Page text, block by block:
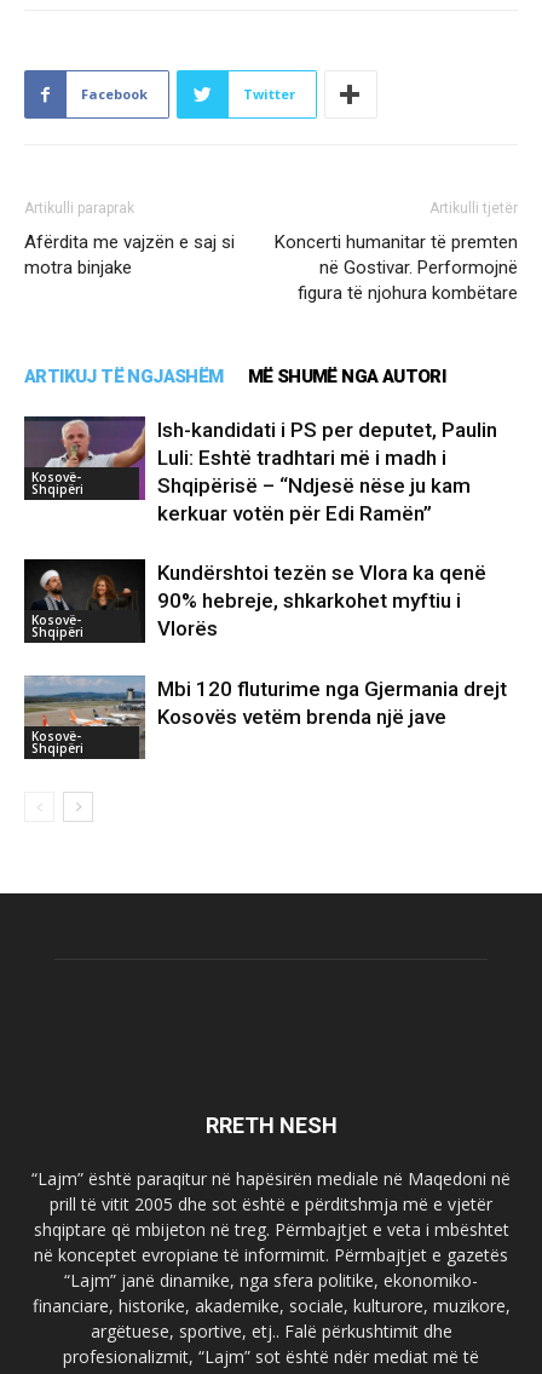
Facebook Twitter
Artikulli paraprak
Afërdita me vajzën e saj si
motra binjake
Artikulli tjetër
Koncerti humanitar të premten
në Gostivar. Performojnë
figura të njohura kombëtare
ARTIKUJ TË NGJASHËM MË SHUMË NGA AUTORI
Kosovë-
Shqipëri
Ish-kandidati i PS per deputet, Paulin
Luli: Eshtë tradhtari më i madh i
Shqipërisë – “Ndjesë nëse ju kam
kerkuar votën për Edi Ramën”
Kosovë-
Shqipëri
Kundërshtoi tezën se Vlora ka qenë
90% hebreje, shkarkohet myftiu i
Vlorës
Kosovë-
Shqipëri
Mbi 120 fluturime nga Gjermania drejt
Kosovës vetëm brenda një jave
RRETH NESH
“Lajm” është paraqitur në hapësirën mediale në Maqedoni në
prill të vitit 2005 dhe sot është e përditshmja më e vjetër
shqiptare që mbijeton në treg. Përmbajtjet e veta i mbështet
në konceptet evropiane të informimit. Përmbajtjet e gazetës
“Lajm” janë dinamike, nga sfera politike, ekonomiko-
financiare, historike, akademike, sociale, kulturore, muzikore,
argëtuese, sportive, etj.. Falë përkushtimit dhe
profesionalizmit, “Lajm” sot është ndër mediat më të